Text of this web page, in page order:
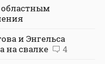
областным
и Энгельса
на свалке
4